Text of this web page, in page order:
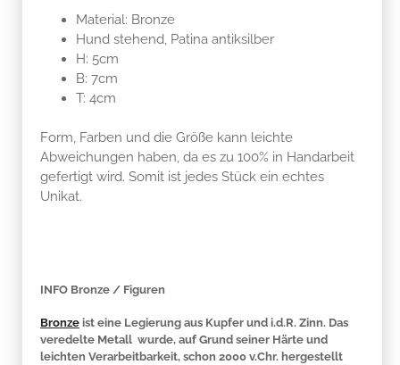
Material: Bronze
Hund stehend, Patina antiksilber
H: 5cm
B: 7cm
T: 4cm
Form, Farben und die Größe kann leichte
Abweichungen haben, da es zu 100% in Handarbeit
gefertigt wird. Somit ist jedes Stück ein echtes
Unikat.
INFO Bronze / Figuren
Bronze ist eine Legierung aus Kupfer und i.d.R. Zinn. Das
veredelte Metall wurde, auf Grund seiner Härte und
leichten Verarbeitbarkeit, schon 2000 v.Chr. hergestellt